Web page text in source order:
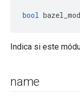
bool
Indica si este
name